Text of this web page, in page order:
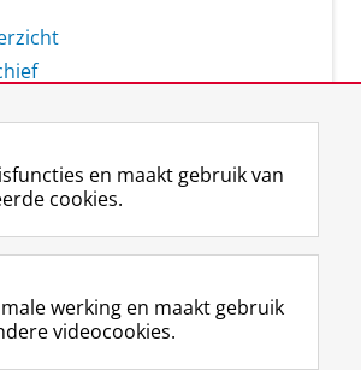
RUG
F
a
e
b
L
i
k
e
R
S
-
f
I
n
t
Y
o
T
en maakt gebruik van
cookies.
werking en maakt gebruik
videocookies.